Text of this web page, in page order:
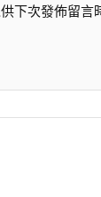
下次發佈留言